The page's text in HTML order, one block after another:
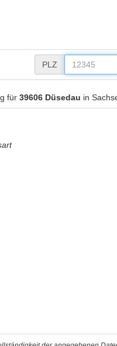
PLZ
für 39606 Düsedau in